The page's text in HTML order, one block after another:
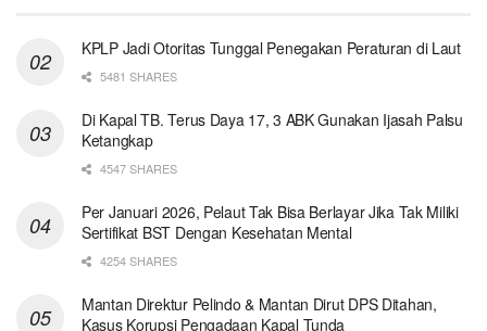
KPLP Jadi Otoritas Tunggal Penegakan Peraturan di Laut
5481 SHARES
Di Kapal TB. Terus Daya 17, 3 ABK Gunakan Ijasah Palsu
Ketangkap
4547 SHARES
Per Januari 2026, Pelaut Tak Bisa Berlayar Jika Tak Miliki
Sertifikat BST Dengan Kesehatan Mental
4254 SHARES
Mantan Direktur Pelindo & Mantan Dirut DPS Ditahan,
Kasus Korupsi Pengadaan Kapal Tunda